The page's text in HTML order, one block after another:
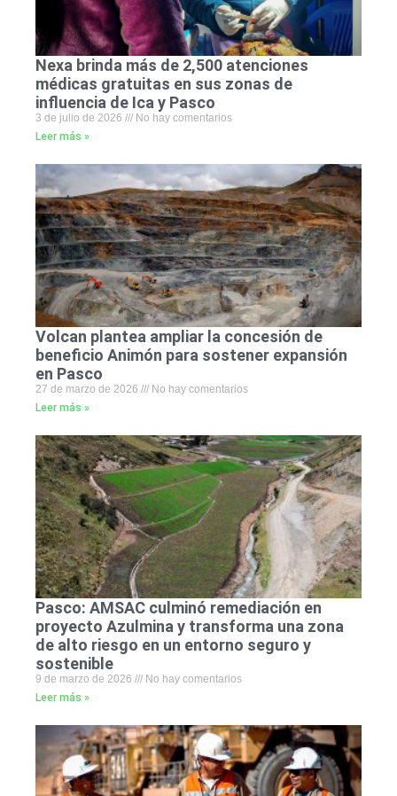
Nexa brinda más de 2,500 atenciones
médicas gratuitas en sus zonas de
influencia de Ica y Pasco
3 de julio de 2026
No hay comentarios
Leer más »
Volcan plantea ampliar la concesión de
beneficio Animón para sostener expansión
en Pasco
27 de marzo de 2026
No hay comentarios
Leer más »
Pasco: AMSAC culminó remediación en
proyecto Azulmina y transforma una zona
de alto riesgo en un entorno seguro y
sostenible
9 de marzo de 2026
No hay comentarios
Leer más »